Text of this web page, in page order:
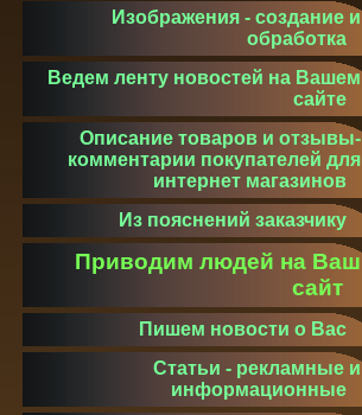
Изображения - создание и
обработка
Ведем ленту новостей на Вашем
сайте
Описание товаров и отзывы-
комментарии покупателей для
интернет магазинов
Из пояснений заказчику
Приводим людей на Ваш
сайт
Пишем новости о Вас
Статьи - рекламные и
информационные